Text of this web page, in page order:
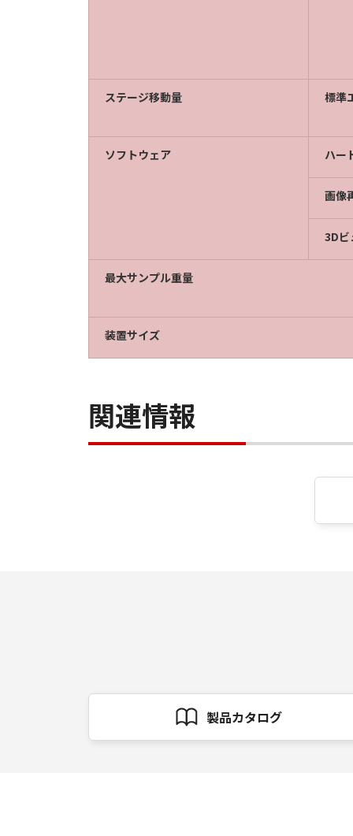
ステージ移動量 標準
ソフトウェア ハー
画像
3Dビ
最大サンプル重量
装置サイズ
関連情報
製品カタログ